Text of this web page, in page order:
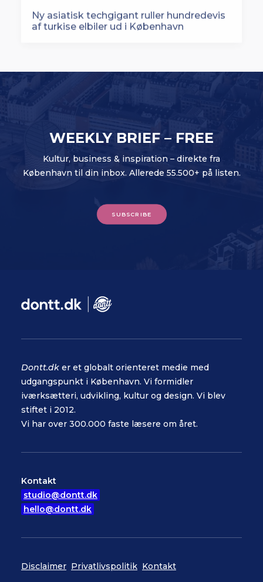
af turkise elbiler ud i København
WEEKLY BRIEF – FREE
Kultur, business & inspiration – direkte fra
København til din inbox. Allerede 55.500+ på listen.
SUBSCRIBE
Dontt.dk er et globalt orienteret medie med
udgangspunkt i København. Vi formidler
iværksætteri, udvikling, kultur og design. Vi blev
stiftet i 2012.
Vi har over 300.000 faste læsere om året.
Kontakt
studio@dontt.dk
hello@dontt.dk
Disclaimer Privatlivspolitik Kontakt